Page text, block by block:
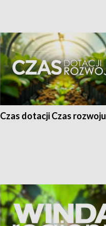
Czas dotacji Czas rozwoju